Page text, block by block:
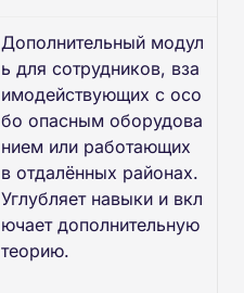
Дополнительный модул
ь для сотрудников, вза
имодействующих с осо
бо опасным оборудова
нием или работающих
в отдалённых районах.
Углубляет навыки и вкл
ючает дополнительную
теорию.